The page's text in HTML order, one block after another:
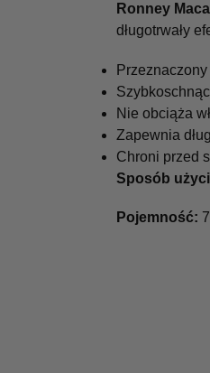
Ronney
długotrwały
Nie obciąża
Zapewnia
Chroni przed
Sposób
Pojemność: